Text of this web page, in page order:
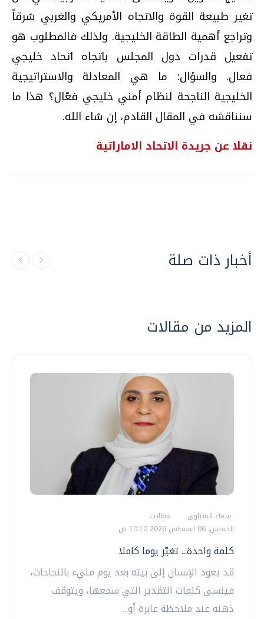
تغير طبيعة القوة والاتجاه الأمريكي والغربي شرقاً
وتراجع أهمية الطاقة الخليجية. ولذلك فالمطلوب هو
تفعيل قدرات دول المجلس باتجاه اتحاد خليجي
فعال. والسؤال: ما هي المعادلة والاستراتيجية
الخليجية الناجحة لنظام أمني خليجي فعّال؟ هذا ما
سنناقشه في المقال القادم، إن شاء الله.
نقلا عن جريدة الاتحاد الاماراتية
أخبار ذات صلة
المزيد من مقالات
سماء المنياوي
مقالات
الخميس، 06 اغسطس 2026 10:10 ص
كلمة واحدة... تغيّر يوما كاملا
قد يعود الإنسان إلى بيته بعد يوم مليء بالنجاحات،
فينسى كلمات التقدير التي سمعها، ويتوقف
ذهنه عند ملاحظة عابرة أو...